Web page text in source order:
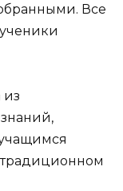
Все
из
традиционном